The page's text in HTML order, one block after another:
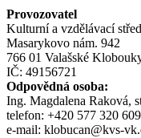
Provozovatel
Kulturní a vzdělávací
Masarykovo nám. 942
766 01 Valašské
IČ: 49156721
Odpovědná osoba:
Ing. Magdalena Raková,
telefon: +420 577 320 609
e-mail: klobucan@kvs-